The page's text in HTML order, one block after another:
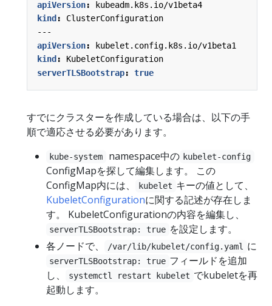
apiVersion:
kubeadm.k8s.io/v1beta4
kind :
ClusterConfiguration
---
apiVersion:
kubelet.config.k8s.io/v1beta1
kind :
KubeletConfiguration
serverTLSBootstrap: true
すでにクラスターを作成している場合は、以下の手
順で適応させる必要があります。
kube-system namespace中の kubelet-config
ConfigMapを探して編集します。 この
ConfigMap内には、
kubelet キーの値として、
KubeletConfigurationに関する記述が存在しま
す。 KubeletConfigurationの内容を編集し、
serverTLSBootstrap: true を設定します。
各ノードで、
/var/lib/kubelet/config.yaml に
serverTLSBootstrap: true フィールドを追加
し、
systemctl restart kubelet でkubeletを再
起動します。